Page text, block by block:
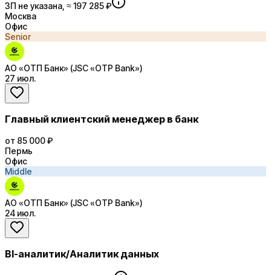
ЗП не указана, ≈ 197 285 ₽
Москва
Офис
Senior
АО «ОТП Банк» (JSC «OTP Bank»)
27 июл.
Главный клиентский менеджер в банк
от 85 000 ₽
Пермь
Офис
Middle
АО «ОТП Банк» (JSC «OTP Bank»)
24 июл.
BI-аналитик/Аналитик данных